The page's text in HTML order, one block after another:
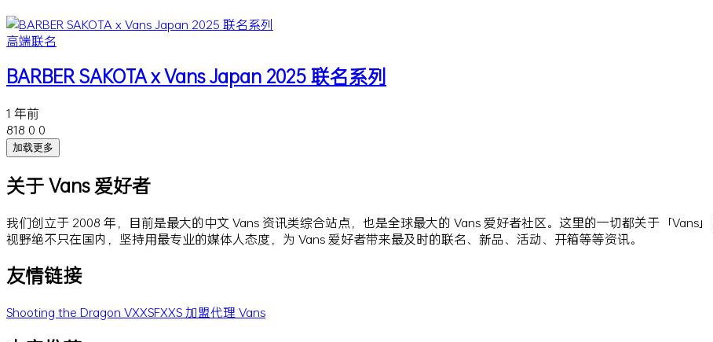
高端联名
BARBER SAKOTA x Vans Japan 2025 联名系列
1 年前
818 0 0
加载更多
关于 Vans 爱好者
我们创立于 2008 年，目前是最大的中文 Vans 资讯类综合站点，也是全球最大的 Vans 爱好者社区。这里的一切都关于「Vans
视野绝不只在国内，坚持用最专业的媒体人态度，为 Vans 爱好者带来最及时的联名、新品、活动、开箱等等资讯。
友情链接
Shooting the Dragon VXXSFXXS加盟代理 Vans